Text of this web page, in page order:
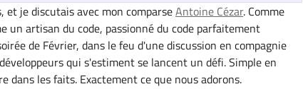
et je discutais avec mon comparseAntoine Cézar. Comme
un artisan du code, passionné du code parfaitement
de Février, dans le feu d'une discussion en compagnie
qui s'estiment se lancent un défi. Simple en
dans les faits. Exactement ce que nous adorons.